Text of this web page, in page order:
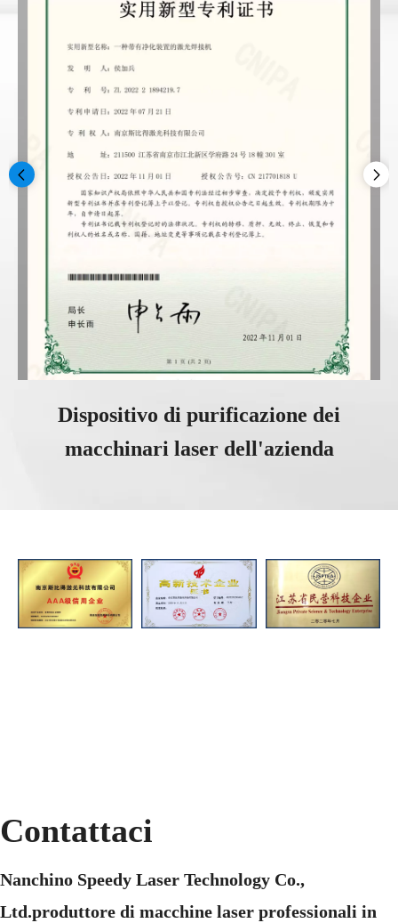
Dispositivo di purificazione dei
macchinari laser dell'azienda
Contattaci
Nanchino Speedy Laser Technology Co.,
Ltd.produttore di macchine laser professionali in